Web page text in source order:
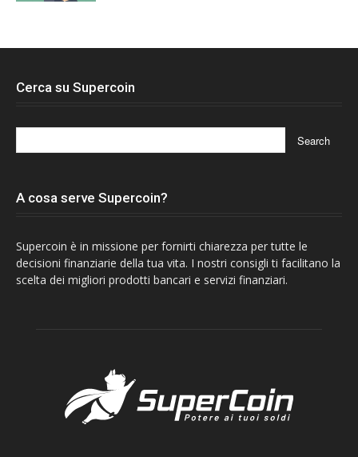
Cerca su Supercoin
A cosa serve Supercoin?
Supercoin è in missione per fornirti chiarezza per tutte le
decisioni finanziarie della tua vita. I nostri consigli ti facilitano la
scelta dei migliori prodotti bancari e servizi finanziari.